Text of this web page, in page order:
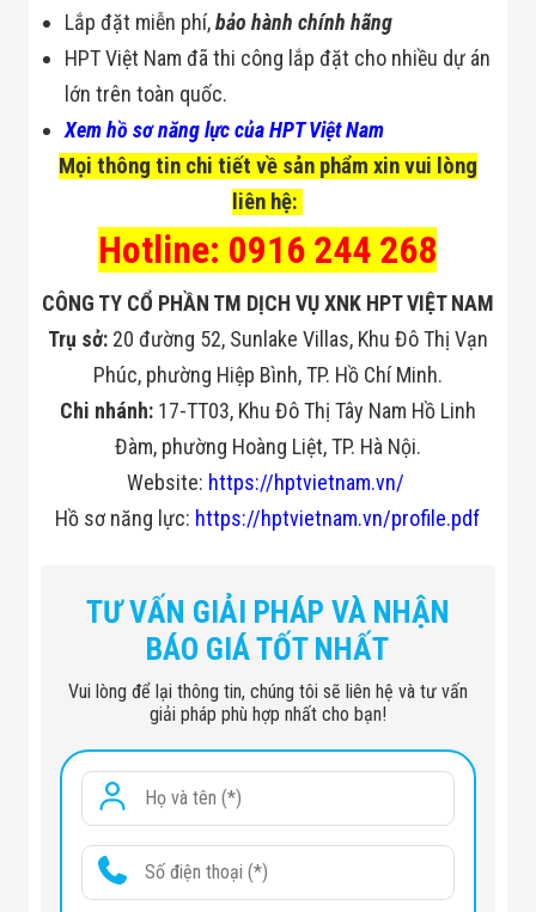
Cổng Phân Làn
Hệ Thống Điện
Nhẹ
Thiết Bị Ngành
Thực Phẩm
Thiết Bị Ngành
Thực Phẩm
Matrixcope
Thiết Bị Ngành
Công Nghiệp
Thiết Bị Ngành
Giáo Dục
Thiết Bị Ngành
Giày Da, Túi
Dự Án Ngành
Thủy Sản
Dự Án Ngành
Hàng
Dự Án Ngành
Điện Tử
Công An - Quân
Lắp đặt miễn phí,bảo hành chính hãng
HPT Việt Nam đã thi công lắp đặt cho nhiều dự án
lớn trên toàn quốc.
Xem hồ sơ năng lực của HPT Việt Nam
Mọi thông tin chi tiết về sản phẩm xin vui lòng
liên hệ:
Hotline: 0916 244 268
CÔNG TY CỔ PHẦN TM DỊCH VỤ XNK HPT VIỆT NAM
Trụ sở: 20 đường 52, Sunlake Villas, Khu Đô Thị Vạn
Phúc, phường Hiệp Bình, TP. Hồ Chí Minh.
Chi nhánh:17-TT03, Khu Đô Thị Tây Nam Hồ Linh
Đàm, phường Hoàng Liệt, TP. Hà Nội.
Website: https://hptvietnam.vn/
Hồ sơ năng lực: https://hptvietnam.vn/profile.pdf
TƯ VẤN GIẢI PHÁP VÀ NHẬN
BÁO GIÁ TỐT NHẤT
Vui lòng để lại thông tin, chúng tôi sẽ liên hệ và tư vấn
giải pháp phù hợp nhất cho bạn!